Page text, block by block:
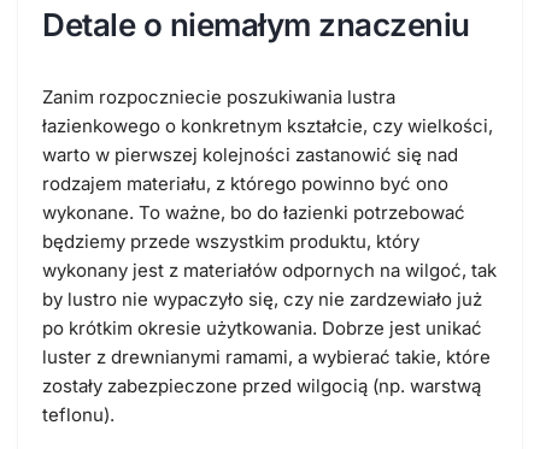
Detale o niemałym znaczeniu
Zanim rozpoczniecie poszukiwania lustra
łazienkowego o konkretnym kształcie, czy wielkości,
warto w pierwszej kolejności zastanowić się nad
rodzajem materiału, z którego powinno być ono
wykonane. To ważne, bo do łazienki potrzebować
będziemy przede wszystkim produktu, który
wykonany jest z materiałów odpornych na wilgoć, tak
by lustro nie wypaczyło się, czy nie zardzewiało już
po krótkim okresie użytkowania. Dobrze jest unikać
luster z drewnianymi ramami, a wybierać takie, które
zostały zabezpieczone przed wilgocią (np. warstwą
teflonu).